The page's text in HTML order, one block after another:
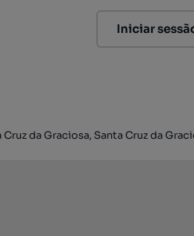
Iniciar
Cruz da Graciosa, Santa Cruz da